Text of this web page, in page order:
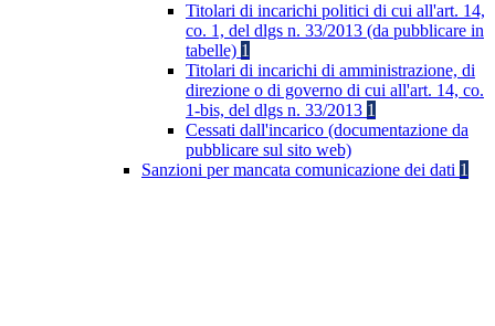
Titolari di incarichi politici di cui all'art. 14,
co. 1, del dlgs n. 33/2013 (da pubblicare in
tabelle) 1
Titolari di incarichi di amministrazione, di
direzione o di governo di cui all'art. 14, co.
1-bis, del dlgs n. 33/2013 1
Cessati dall'incarico (documentazione da
pubblicare sul sito web)
Sanzioni per mancata comunicazione dei dati 1